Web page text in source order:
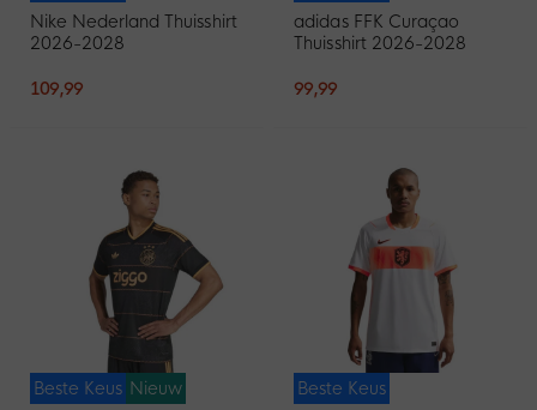
Nike Nederland Thuisshirt
2026-2028
109,99
adidas FFK Curaçao
Thuisshirt 2026-2028
99,99
Beste Keus Nieuw
Beste Keus